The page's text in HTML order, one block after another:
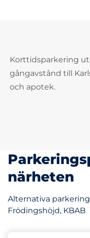
Korttidsparkering
gångavstånd till
och apotek.
närheten
Alternativa
Frödingshöjd, KBAB